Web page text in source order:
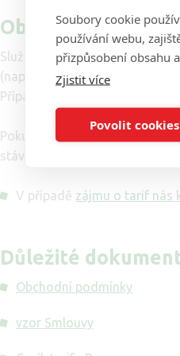
Soubory cookie
používání webu,
přizpůsobení obsahu
Zjistit více
Povolit cookies
Objednání služeb
Služby bude možné objednat
(např. ve Zpravodaji města).
Případně telefonicky na čísle
Pokud si přejete přejít se
stávajícího operátora
V případě zájmu o tarif nás
Důležité
Obchodní podmínky
vzor Smlouvy